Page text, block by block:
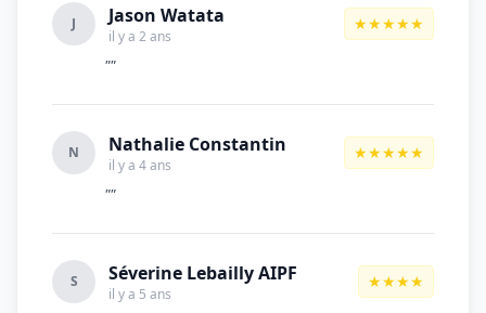
J Jason Watata
il y a 2 ans
★★★★★
""
N Nathalie Constantin
il y a 4 ans
★★★★★
""
S Séverine Lebailly AIPF
il y a 5 ans
★★★★